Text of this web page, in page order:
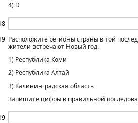
4) D
Расположите регионы страны в той
жители встречают Новый год.
1) Республика Коми
2) Республика Алтай
3) Калининградская область
Запишите цифры в правильной